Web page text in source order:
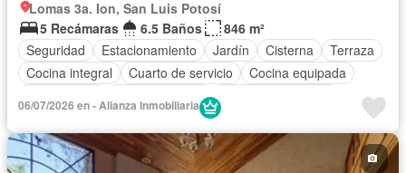
Lomas 3a. Ion, San Luis Potosí
5 Recámaras
6.5 Baños
846 m²
Seguridad
Estacionamiento Jardín Cisterna
Terraza
Cocina integral
Cuarto de servicio
Cocina equipada
Sala polivalente
Cuarto de Limpieza
Zonas verdes
Recámara con closet
Caseta de vigilancia
Sin amueblar
06/07/2026 en - Alianza Inmobiliaria